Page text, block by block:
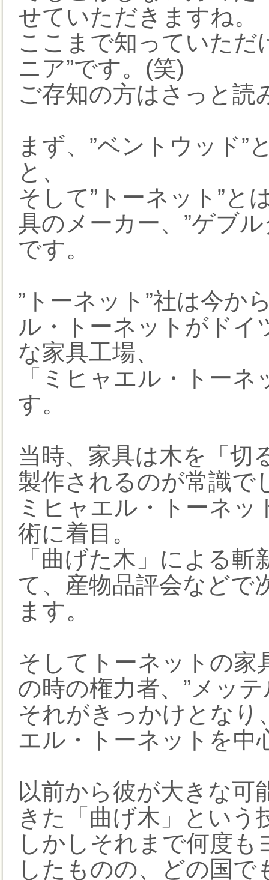
せていただきますね。
ここまで知っていただ
ニア”です。(笑)
ご存知の方はさっと読
まず、”ベントウッド”
と、
そして”トーネット”と
具のメーカー、”ゲブ
です。
”トーネット”社は今か
ル・トーネットがドイ
な家具工場、
「ミヒャエル・トー
す。
当時、家具は木を「切
製作されるのが常識で
ミヒャエル・トーネ
術に着目。
「曲げた木」による
て、産物品評会などで
ます。
そしてトーネットの家
の時の権力者、”メッ
それがきっかけとなり
エル・トーネットを中
以前から彼が大きな可
きた「曲げ木」という
しかしそれまで何度
したものの、どの国